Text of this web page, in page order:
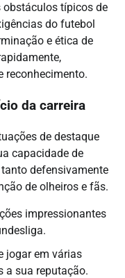
obstáculos típicos de
do futebol
e ética de
reconhecimento.
da carreira
de destaque
capacidade de
defensivamente
de olheiros e fãs.
impressionantes
jogar em várias
a sua reputação.